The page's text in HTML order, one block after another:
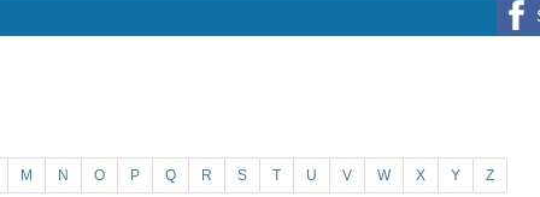
M N O P Q R S T U V W X Y Z